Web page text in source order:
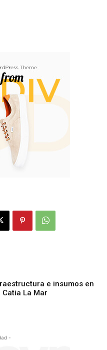
e insumos en
La Mar
-